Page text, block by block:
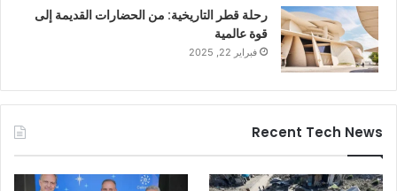
رحلة قطر التاريخية: من الحضارات القديمة إلى
قوة عالمية
فبراير 22, 2025
Recent Tech News